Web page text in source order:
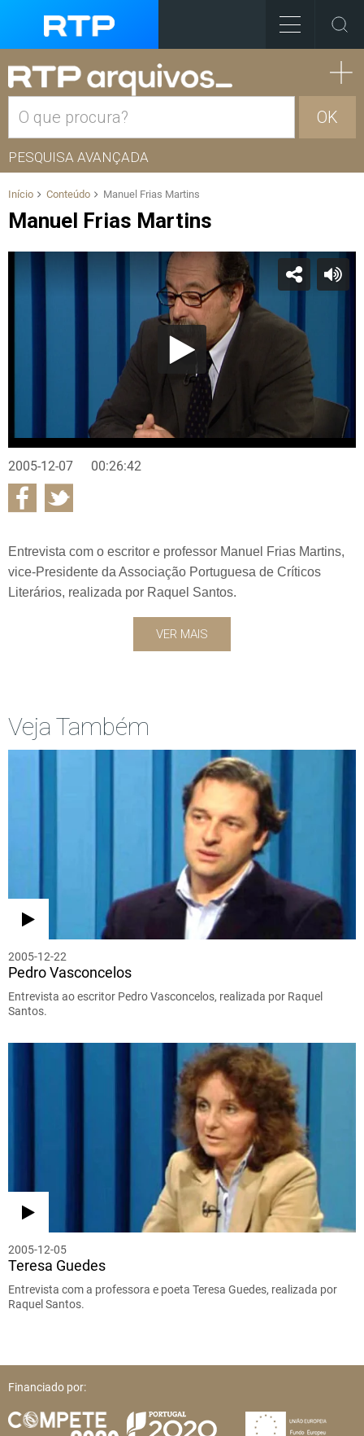
OK
PESQUISA AVANÇADA
Início Conteúdo Manuel Frias Martins
Manuel Frias Martins
2005-12-07 00:26:42
Entrevista com o escritor e professor Manuel Frias Martins,
vice-Presidente da Associação Portuguesa de Críticos
Literários, realizada por Raquel Santos.
VER MAIS
Veja Também
2005-12-22
Pedro Vasconcelos
Entrevista ao escritor Pedro Vasconcelos, realizada por Raquel
Santos.
2005-12-05
Teresa Guedes
Entrevista com a professora e poeta Teresa Guedes, realizada por
Raquel Santos.
Financiado por: